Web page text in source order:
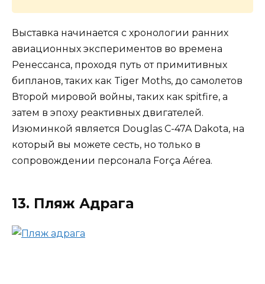
Выставка начинается с хронологии ранних
авиационных экспериментов во времена
Ренессанса, проходя путь от примитивных
бипланов, таких как Tiger Moths, до самолетов
Второй мировой войны, таких как spitfire, а
затем в эпоху реактивных двигателей.
Изюминкой является Douglas C-47A Dakota, на
который вы можете сесть, но только в
сопровождении персонала Força Aérea.
13. Пляж Адрага